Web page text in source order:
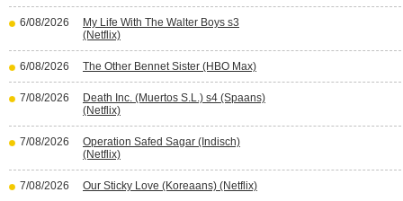
6/08/2026
My Life With The Walter Boys s3
(Netflix)
6/08/2026 The Other Bennet Sister (HBO Max)
7/08/2026
Death Inc. (Muertos S.L.) s4 (Spaans)
(Netflix)
7/08/2026
Operation Safed Sagar (Indisch)
(Netflix)
7/08/2026 Our Sticky Love (Koreaans) (Netflix)